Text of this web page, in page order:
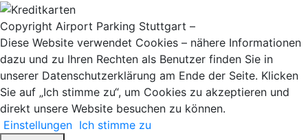
Copyright Airport Parking Stuttgart –
Diese Website verwendet Cookies – nähere Informationen
dazu und zu Ihren Rechten als Benutzer finden Sie in
unserer Datenschutzerklärung am Ende der Seite. Klicken
Sie auf „Ich stimme zu“, um Cookies zu akzeptieren und
direkt unsere Website besuchen zu können.
Einstellungen Ich stimme zu